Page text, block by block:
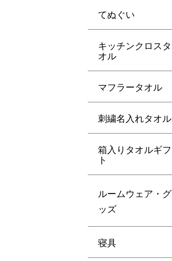
てぬぐい
キッチンクロスタ
オル
マフラータオル
刺繍名入れタオル
箱入りタオルギフ
ト
ルームウェア・グ
ッズ
寝具